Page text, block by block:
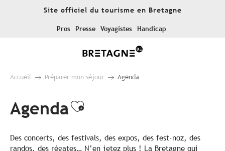
Site officiel du tourisme en Bretagne
Pros Presse Voyagistes Handicap
Accueil Préparer mon séjour Agenda
AgendaAjouter aux favoris
Des concerts, des festivals, des expos, des fest-noz, des
randos, des régates… N’en jetez plus ! La Bretagne qui